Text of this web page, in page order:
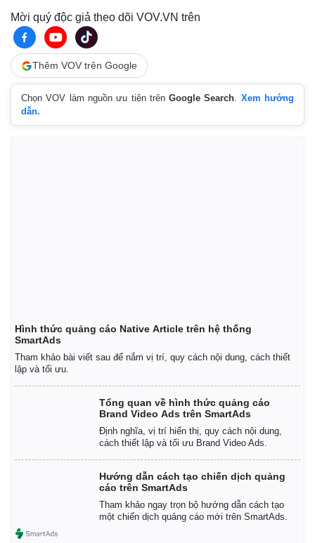
Mời quý độc giả theo dõi VOV.VN trên
Thêm VOV trên Google
Chọn VOV làm nguồn ưu tiên trênGoogle Search. Xem hướng
dẫn.
Hình thức quảng cáo Native Article trên hệ thống
SmartAds
Tham khảo bài viết sau để nắm vị trí, quy cách nội dung, cách thiết
lập và tối ưu.
Tổng quan về hình thức quảng cáo
Brand Video Ads trên SmartAds
Định nghĩa, vị trí hiển thị, quy cách nội dung,
cách thiết lập và tối ưu Brand Video Ads.
Hướng dẫn cách tạo chiến dịch quảng
cáo trên SmartAds
Tham khảo ngay trọn bộ hướng dẫn cách tạo
một chiến dịch quảng cáo mới trên SmartAds.